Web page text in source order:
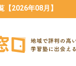
2026年08月】